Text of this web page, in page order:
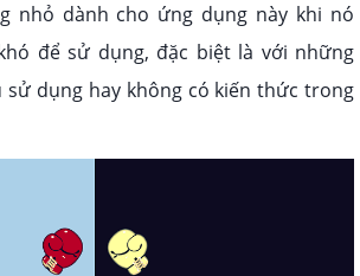
nhỏ dành cho ứng dụng này khi nó
để sử dụng, đặc biệt là với những
dụng hay không có kiến thức trong